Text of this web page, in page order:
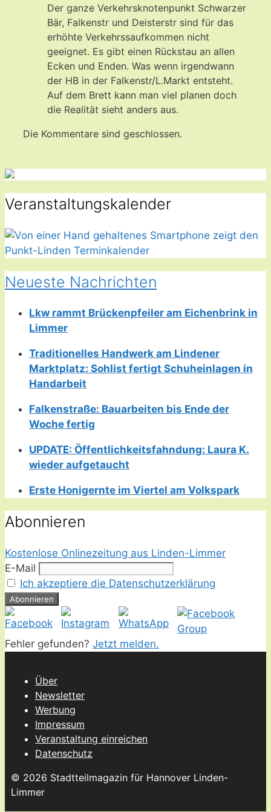
Der ganze Verkehrsknotenpunkt Schwarzer
Bär, Falkenstr und Deisterstr sind für das
erhöhte Verkehrssaufkommen nicht
geeignet. Es gibt einen Rückstau an allen
Ecken und Enden. Was wenn irgendwann
der HB in der Falkenstr/L.Markt entsteht.
Auf dem Brett kann man viel planen doch
die Realität sieht anders aus.
Die Kommentare sind geschlossen.
Veranstaltungskalender
Neueste Nachrichten
Lkw rammt Brückenpfeiler am Eichenbrink in
Limmer
Traditionelles Handwerk am Lindener
Marktplatz: Sohlist fertigt Schuheinlagen in
Handarbeit
Falkenstraße: Bauarbeiten bis Ende der
Woche fertig
UPDATE: Öffentlichkeitsfahndung: Laura K.
wieder aufgetaucht
Erste Honigernte im Viertel am Volkspark
Abonnieren
Kostenlose Onlinezeitung aus Linden-Limmer
E-Mail
Ich akzeptiere die Datenschutzerklärung
Fehler gefunden? Jetzt melden.
Über
Newsletter
Werbung
Impressum
Veranstaltung einreichen
Datenschutz
© 2026 Stadtteilmagazin für Hannover Linden-
Limmer